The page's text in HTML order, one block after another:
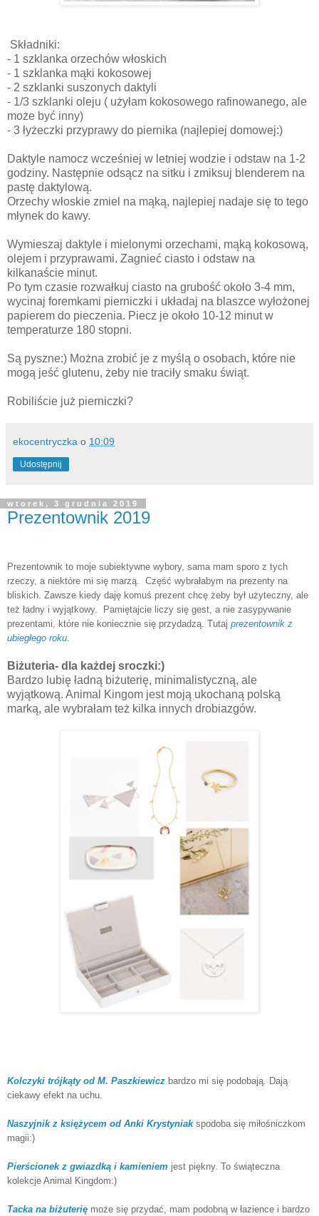
Składniki:
- 1 szklanka orzechów włoskich ⠀
- 1 szklanka mąki kokosowej⠀
- 2 szklanki suszonych daktyli ⠀
- 1/3 szklanki oleju ( użyłam kokosowego rafinowanego, ale
może być inny) ⠀
- 3 łyżeczki przyprawy do piernika (najlepiej domowej:) ⠀
Daktyle namocz wcześniej w letniej wodzie i odstaw na 1-2
godziny. Następnie odsącz na sitku i zmiksuj blenderem na
pastę daktylową. ⠀
Orzechy włoskie zmiel na mąką, najlepiej nadaje się to tego
młynek do kawy.⠀
Wymieszaj daktyle i mielonymi orzechami, mąką kokosową,
olejem i przyprawami. Zagnieć ciasto i odstaw na
kilkanaście minut. ⠀
Po tym czasie rozwałkuj ciasto na grubość około 3-4 mm,
wycinaj foremkami pierniczki i układaj na blaszce wyłożonej
papierem do pieczenia. Piecz je około 10-12 minut w
temperaturze 180 stopni. ⠀
Są pyszne:) Można zrobić je z myślą o osobach, które nie
mogą jeść glutenu, żeby nie traciły smaku świąt. ⠀
Robiliście już pierniczki?
ekocentryczka o 10:09
Udostępnij
wtorek, 3 grudnia 2019
Prezentownik 2019
Prezentownik to moje subiektywne wybory, sama mam sporo z tych
rzeczy, a niektóre mi się marzą. Część wybrałabym na prezenty na
bliskich. Zawsze kiedy daję komuś prezent chcę żeby był użyteczny, ale
też ładny i wyjątkowy. Pamiętajcie liczy się gest, a nie zasypywanie
prezentami, które nie koniecznie się przydadzą. Tutaj prezentownik z
ubiegłego roku
Biżuteria- dla każdej sroczki:)
Bardzo lubię ładną biżuterię, minimalistyczną, ale
wyjątkową. Animal Kingom jest moją ukochaną polską
marką, ale wybrałam też kilka innych drobiazgów.
Kolczyki trójkąty od M. Paszkiewicz bardzo mi się podobają. Dają
ciekawy efekt na uchu.
Naszyjnik z księżycem od Anki Krystyniakspodoba się miłośniczkom
magii:)
Pierścionek z gwiazdką i kamieniem jest piękny. To świąteczna
kolekcje Animal Kingdom:)
Tacka na biżuterię może się przydać, mam podobną w łazience i bardzo